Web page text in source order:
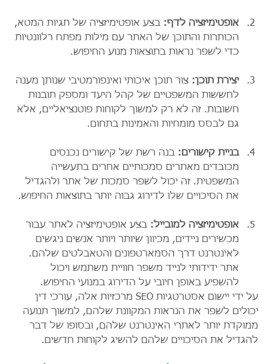
אופטימיזציה לדף: בצע אופטימיזציה של תגיות המטא,
הכותרות והתוכן של האתר עם מילות מפתח רלוונטיות
כדי לשפר נראות בתוצאות מנוע החיפוש.
יצירת תוכן: צור תוכן איכותי ואינפורמטיבי שנותן מענה
לחששות המשפטיים של קהל היעד ומספק תובנות
חשובות. זה לא רק למשוך לקוחות פוטנציאליים, אלא
גם לבסס מומחיות והאמינות בתחום.
בניית קישורים: בנה רשת של קישורים נכנסים
מכובדים מאתרים סמכותיים אחרים בתעשייה
המשפטית. זה יכול לשפר סמכות של אתר ולהגדיל
את הסיכויים שלו לדירוג גבוה יותר בתוצאות החיפוש.
אופטימיזציה למובייל: בצע אופטימיזציה לאתר עבור
מכשירים ניידים, מכיוון שיותר ויותר אנשים ניגשים
לאינטרנט דרך הסמארטפונים והטאבלטים שלהם.
אתר ידידותי לנייד משפר חוויית משתמש ויכול
להשפיע באופן חיובי על הדירוג במנועי החיפוש.
על ידי יישום אסטרטגיות SEO מרכזיות אלה, עורכי דין
יכולים לשפר את הנראות המקוונת שלהם, למשוך תנועה
ממוקדת יותר לאתרי האינטרנט שלהם, ובסופו של דבר
להגדיל את הסיכויים שלהם להשיג לקוחות חדשים.